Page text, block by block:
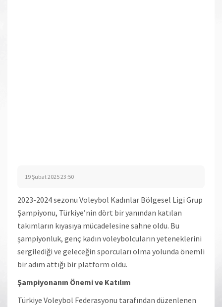
19 Şubat 2025 23:50
2023-2024 sezonu Voleybol Kadınlar Bölgesel Ligi Grup
Şampiyonu, Türkiye’nin dört bir yanından katılan
takımların kıyasıya mücadelesine sahne oldu. Bu
şampiyonluk, genç kadın voleybolcuların yeteneklerini
sergilediği ve geleceğin sporcuları olma yolunda önemli
bir adım attığı bir platform oldu.
Şampiyonanın Önemi ve Katılım
Türkiye Voleybol Federasyonu tarafından düzenlenen